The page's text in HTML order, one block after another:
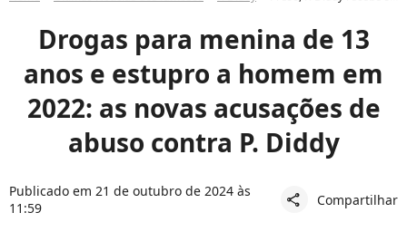
Drogas para menina de 13
anos e estupro a homem em
2022: as novas acusações de
abuso contra P. Diddy
Publicado em 21 de outubro de 2024 às
11:59
share Compartilhar